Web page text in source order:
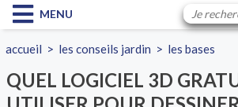
MENU
accueil > les conseils jardin > les bases
QUEL LOGICIEL 3D